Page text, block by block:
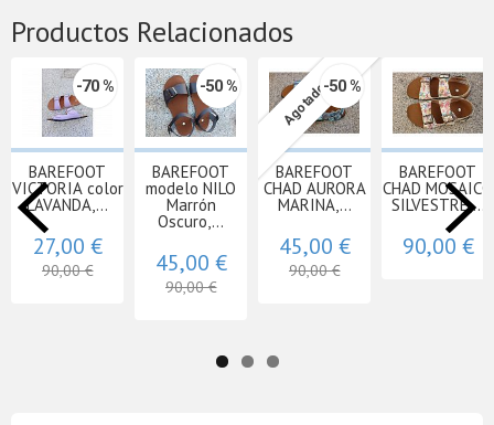
Productos Relacionados
-70 %
BAREFOOT
VICTORIA color
LAVANDA,...
27,00 €
90,00 €
-50 %
BAREFOOT
modelo NILO
Marrón
Oscuro,...
45,00 €
90,00 €
Agotado-50 %
BAREFOOT
CHAD AURORA
MARINA,...
45,00 €
90,00 €
BAREFOOT
CHAD MOSAICO
SILVESTRE,...
90,00 €